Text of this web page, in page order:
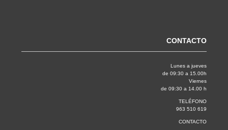
CONTACTO
Lunes a jueves
de 09:30 a 15.00h
Viernes
de 09:30 a 14.00 h
TELÉFONO
963 510 619
CONTACTO